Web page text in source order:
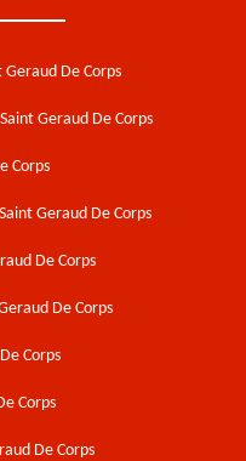
De Corps
Geraud De Corps
Corps
Geraud De Corps
De Corps
De Corps
Corps
Corps
De Corps